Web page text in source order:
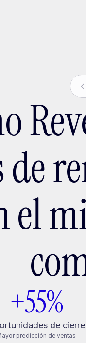
el
+55%
de cierre
predicción de ventas